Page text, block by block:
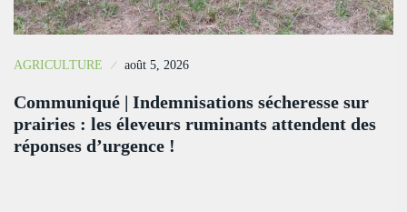
AGRICULTURE août 5, 2026
Communiqué | Indemnisations sécheresse sur
prairies : les éleveurs ruminants attendent des
réponses d’urgence !